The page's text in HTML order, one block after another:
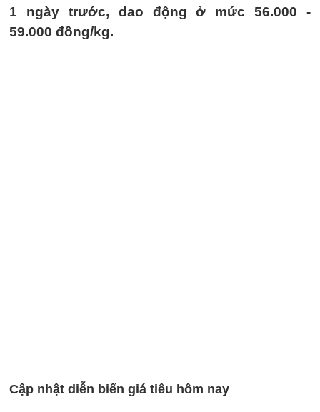
1 ngày trước, dao động ở mức 56.000 -
59.000 đồng/kg.
Cập nhật diễn biến giá tiêu hôm nay